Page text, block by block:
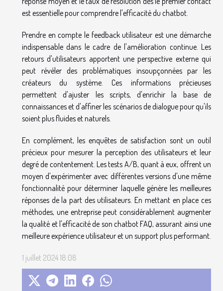
est essentielle pour comprendre l'efficacité du chatbot.
Prendre en compte le feedback utilisateur est une démarche
indispensable dans le cadre de l'amélioration continue. Les
retours d'utilisateurs apportent une perspective externe qui
peut révéler des problématiques insoupçonnées par les
créateurs du système. Ces informations précieuses
permettent d'ajuster les scripts, d'enrichir la base de
connaissances et d'affiner les scénarios de dialogue pour qu'ils
soient plus fluides et naturels.
En complément, les enquêtes de satisfaction sont un outil
précieux pour mesurer la perception des utilisateurs et leur
degré de contentement. Les tests A/B, quant à eux, offrent un
moyen d'expérimenter avec différentes versions d'une même
fonctionnalité pour déterminer laquelle génère les meilleures
réponses de la part des utilisateurs. En mettant en place ces
méthodes, une entreprise peut considérablement augmenter
la qualité et l'efficacité de son chatbot FAQ, assurant ainsi une
meilleure expérience utilisateur et un support plus performant.
1 juillet 2024 18:08